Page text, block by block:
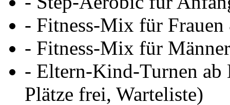
- Fitness-Mix für
- Fitness-Mix für Männer
- Eltern-Kind-Turnen ab
Plätze frei, Warteliste)